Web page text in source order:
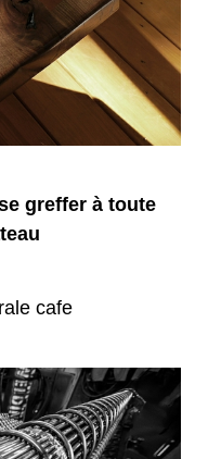
greffer à toute